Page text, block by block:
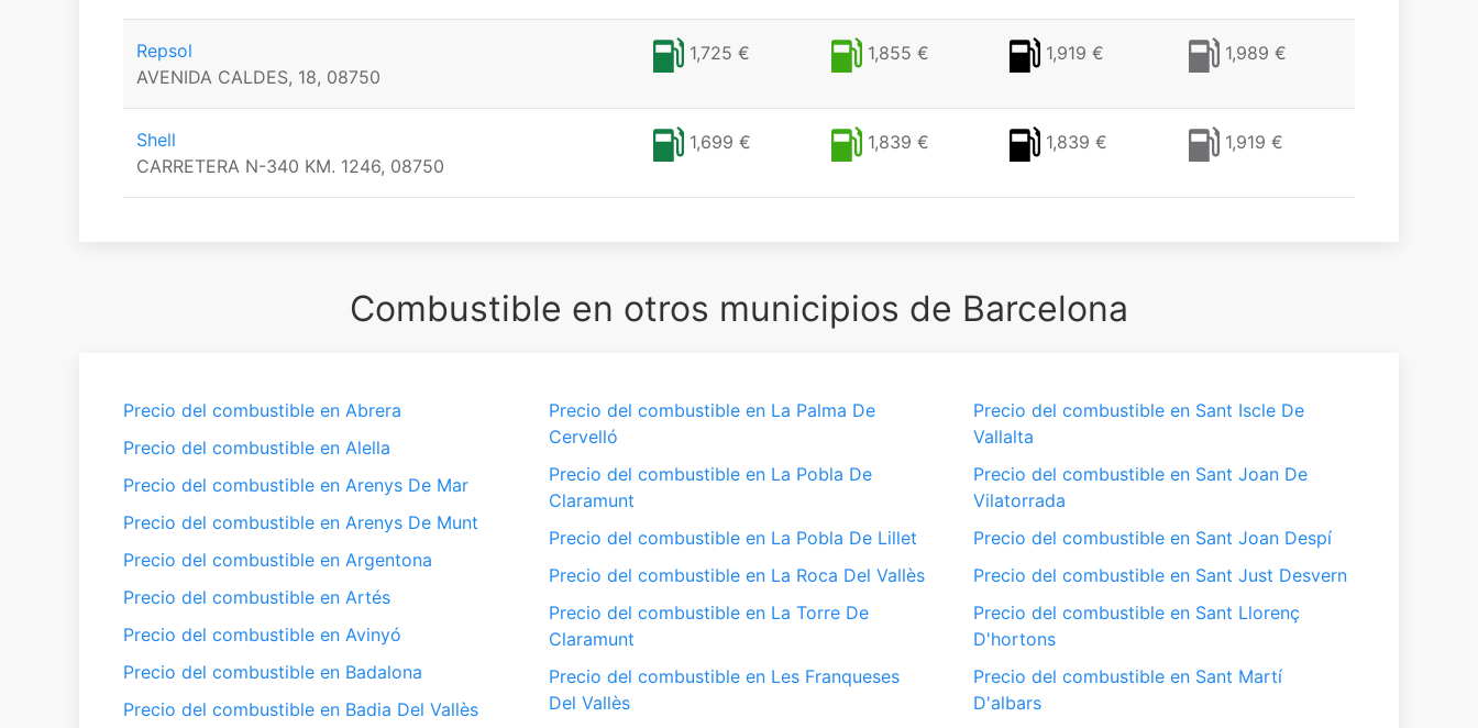
Repsol
AVENIDA CALDES, 18, 08750
1,725 € 1,855 € 1,919 € 1,989 €
Shell
CARRETERA N-340 KM. 1246, 08750
1,699 € 1,839 € 1,839 € 1,919 €
Combustible en otros municipios de Barcelona
Precio del combustible en Abrera
Precio del combustible en Alella
Precio del combustible en Arenys De Mar
Precio del combustible en Arenys De Munt
Precio del combustible en Argentona
Precio del combustible en Artés
Precio del combustible en Avinyó
Precio del combustible en Badalona
Precio del combustible en Badia Del Vallès
Precio del combustible en La Palma De
Cervelló
Precio del combustible en La Pobla De
Claramunt
Precio del combustible en La Pobla De Lillet
Precio del combustible en La Roca Del Vallès
Precio del combustible en La Torre De
Claramunt
Precio del combustible en Les Franqueses
Del Vallès
Precio del combustible en Sant Iscle De
Vallalta
Precio del combustible en Sant Joan De
Vilatorrada
Precio del combustible en Sant Joan Despí
Precio del combustible en Sant Just Desvern
Precio del combustible en Sant Llorenç
D'hortons
Precio del combustible en Sant Martí
D'albars